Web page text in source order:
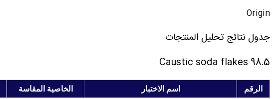
Origin
جدول نتائج تحليل المنتجات
Caustic soda flakes 98.5
الرقم اسم الاختبار الخاصية المقاسة